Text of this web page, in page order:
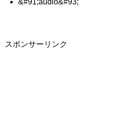
&#91;audio&#93;
スポンサーリンク